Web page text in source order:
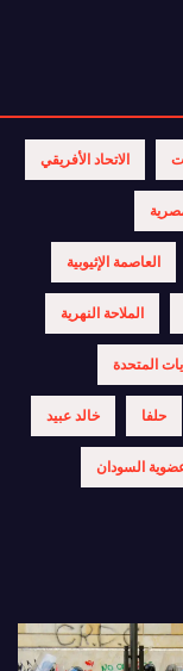
الاتحاد الأفريقي
العاصمة الإثيوبية
الملاحة النهرية
المتحدة
حلفا خالد عبيد
السودان